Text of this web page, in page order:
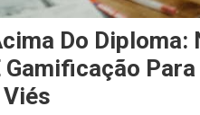
Do Diploma: